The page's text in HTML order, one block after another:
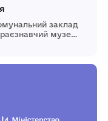
заклад
музей